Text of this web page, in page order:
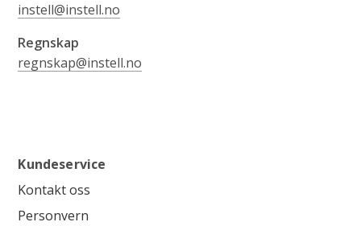
instell@instell.no
Regnskap
regnskap@instell.no
Kundeservice
Kontakt oss
Personvern